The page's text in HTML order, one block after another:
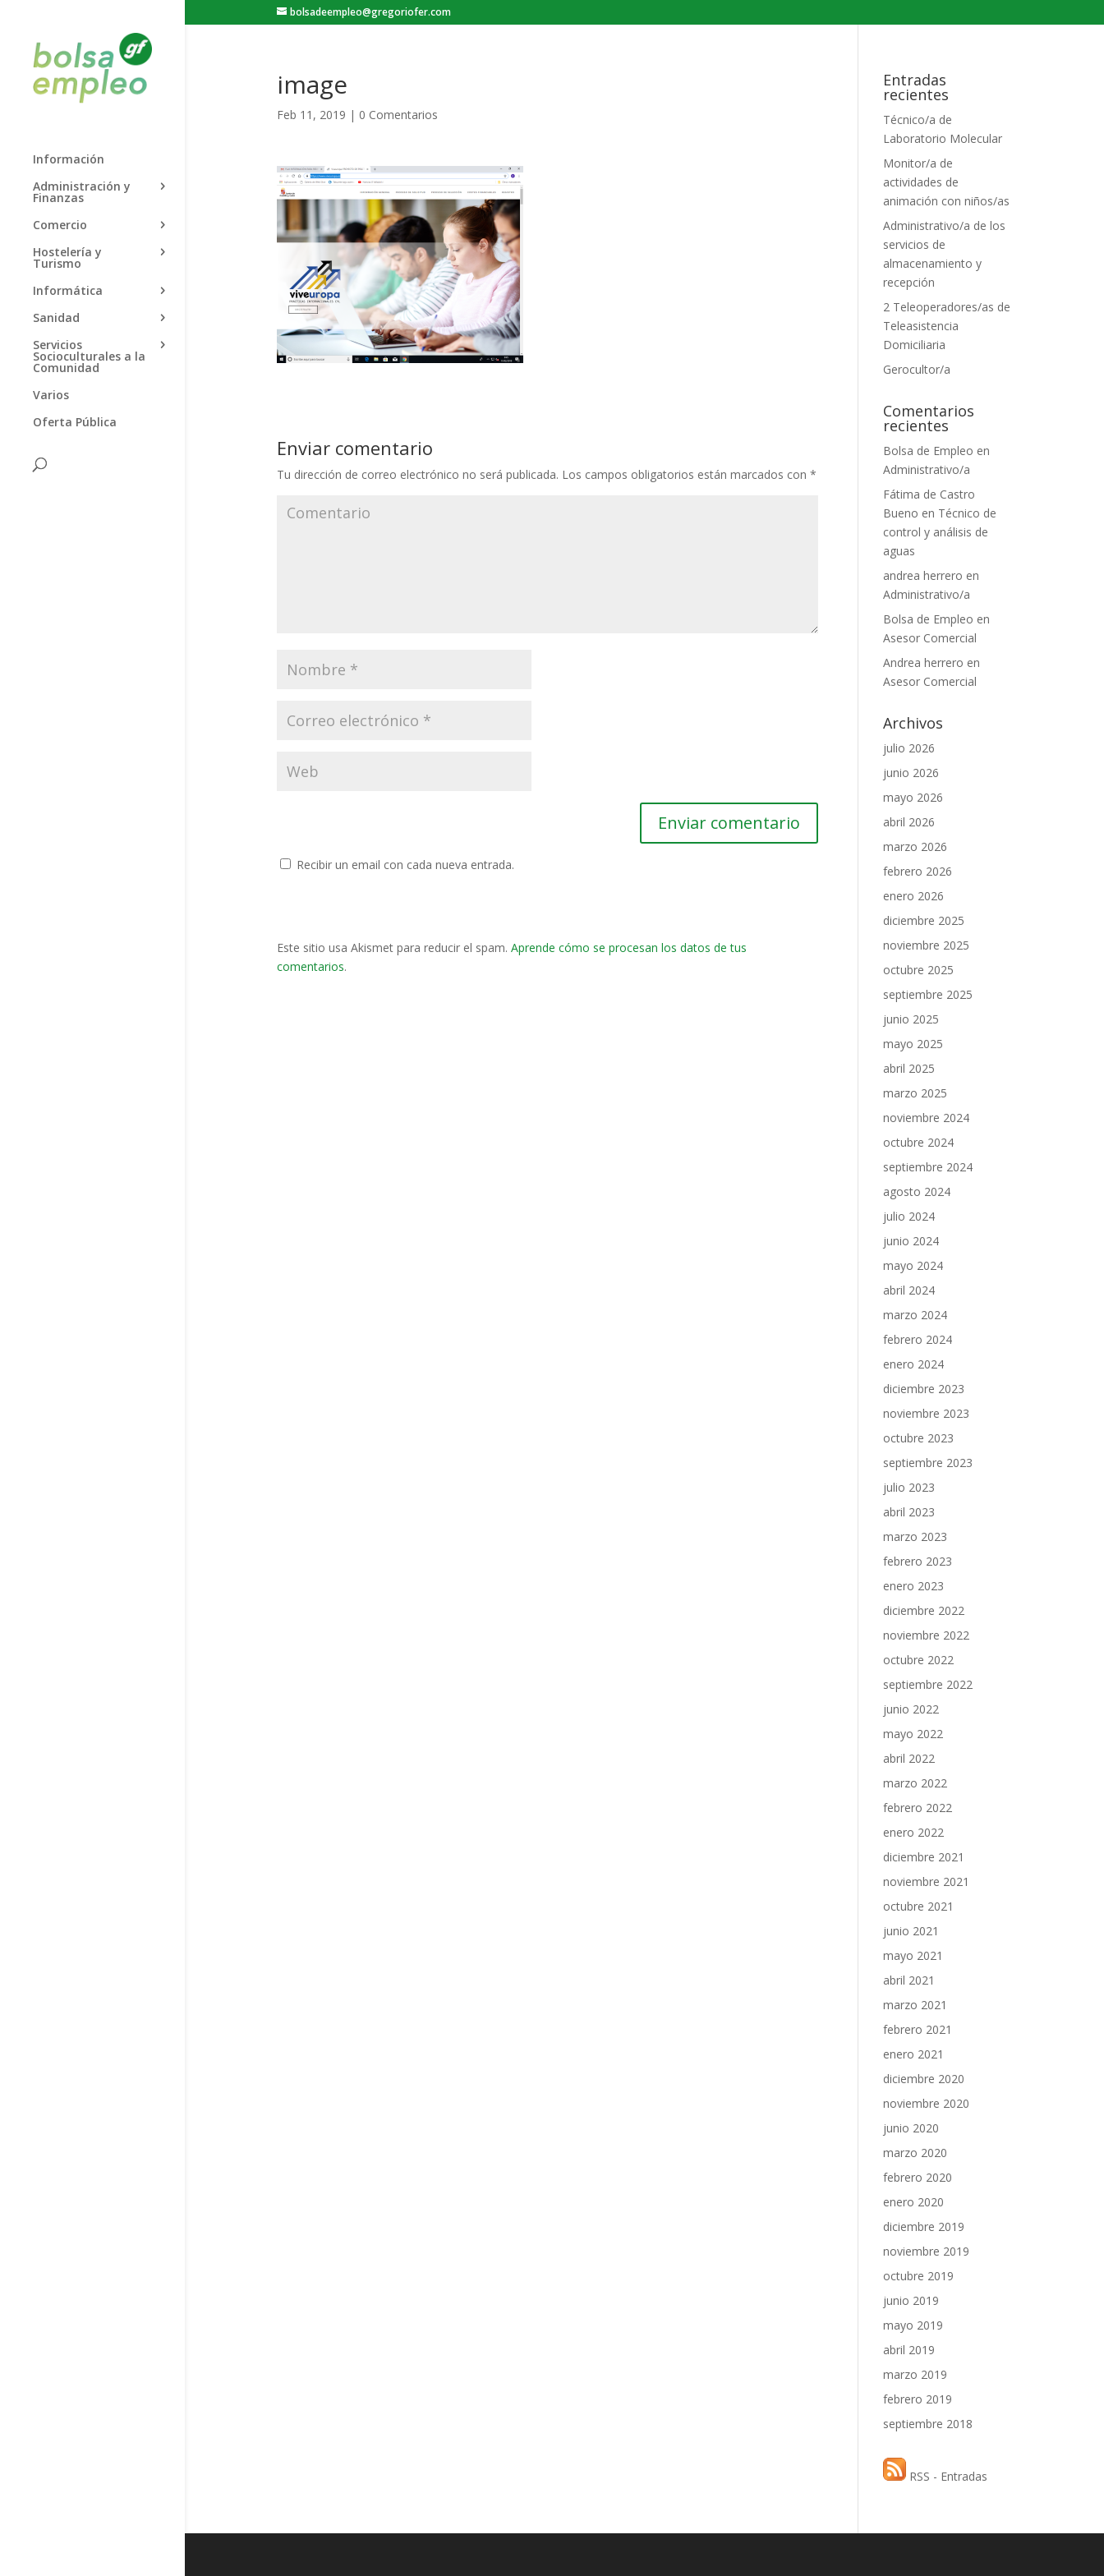
bolsadeempleo@gregoriofer.com
Información
Administración y
Finanzas
Comercio
Hostelería y
Turismo
Informática
Sanidad
Servicios
Socioculturales a la
Comunidad
Varios
Oferta Pública
image
Feb 11, 2019 | 0 Comentarios
Enviar comentario
Tu dirección de correo electrónico no será publicada. Los campos obligatorios están marcados con *
Recibir un email con cada nueva entrada.
Este sitio usa Akismet para reducir el spam. Aprende cómo se procesan los datos de tus
comentarios.
Entradas
recientes
Técnico/a de
Laboratorio Molecular
Monitor/a de
actividades de
animación con niños/as
Administrativo/a de los
servicios de
almacenamiento y
recepción
2 Teleoperadores/as de
Teleasistencia
Domiciliaria
Gerocultor/a
Comentarios
recientes
Bolsa de Empleo en
Administrativo/a
Fátima de Castro
Bueno en Técnico de
control y análisis de
aguas
andrea herrero en
Administrativo/a
Bolsa de Empleo en
Asesor Comercial
Andrea herrero en
Asesor Comercial
Archivos
julio 2026
junio 2026
mayo 2026
abril 2026
marzo 2026
febrero 2026
enero 2026
diciembre 2025
noviembre 2025
octubre 2025
septiembre 2025
junio 2025
mayo 2025
abril 2025
marzo 2025
noviembre 2024
octubre 2024
septiembre 2024
agosto 2024
julio 2024
junio 2024
mayo 2024
abril 2024
marzo 2024
febrero 2024
enero 2024
diciembre 2023
noviembre 2023
octubre 2023
septiembre 2023
julio 2023
abril 2023
marzo 2023
febrero 2023
enero 2023
diciembre 2022
noviembre 2022
octubre 2022
septiembre 2022
junio 2022
mayo 2022
abril 2022
marzo 2022
febrero 2022
enero 2022
diciembre 2021
noviembre 2021
octubre 2021
junio 2021
mayo 2021
abril 2021
marzo 2021
febrero 2021
enero 2021
diciembre 2020
noviembre 2020
junio 2020
marzo 2020
febrero 2020
enero 2020
diciembre 2019
noviembre 2019
octubre 2019
junio 2019
mayo 2019
abril 2019
marzo 2019
febrero 2019
septiembre 2018
RSS - Entradas